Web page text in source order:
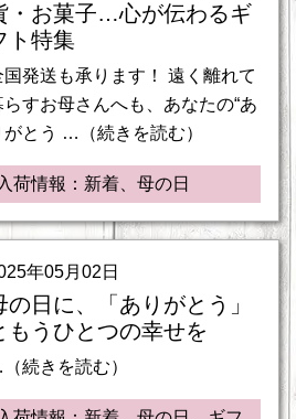
・お菓子…心が伝わるギ
ト特集
国発送も承ります！ 遠く離れて
らすお母さんへも、あなたの“あ
がとう …（続きを読む）
入荷情報：新着、母の日
年05月02日
の日に、「ありがとう」
もうひとつの幸せを
続きを読む）